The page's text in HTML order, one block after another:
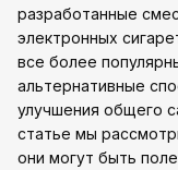
разработанные
электронных
все более
альтернативные
улучшения общего
статье мы
они могут быть